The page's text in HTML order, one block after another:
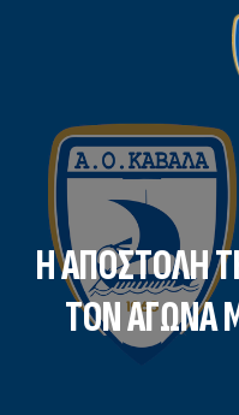
Η ΑΠΟΣΤΟΛΉ
ΤΟΝ ΑΓΏΝΑ